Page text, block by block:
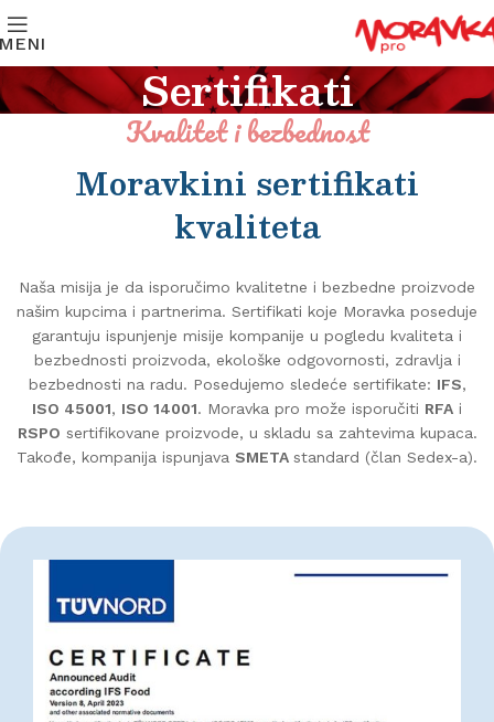
Sertifikati
Kvalitet i bezbednost
Moravkini sertifikati
kvaliteta
Naša misija je da isporučimo kvalitetne i bezbedne proizvode
našim kupcima i partnerima. Sertifikati koje Moravka poseduje
garantuju ispunjenje misije kompanije u pogledu kvaliteta i
bezbednosti proizvoda, ekološke odgovornosti, zdravlja i
bezbednosti na radu. Posedujemo sledeće sertifikate: IFS,
ISO 45001, ISO 14001. Moravka pro može isporučiti RFA i
RSPO sertifikovane proizvode, u skladu sa zahtevima kupaca.
Takođe, kompanija ispunjava SMETA standard (član Sedex-a).